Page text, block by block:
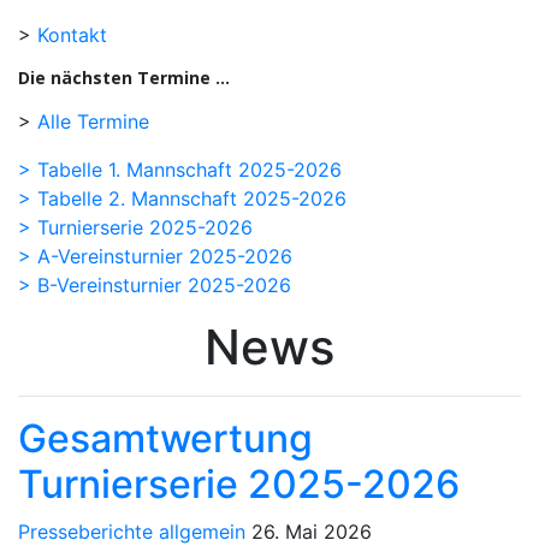
> Kontakt
Die nächsten Termine ...
> Alle Termine
> Tabelle 1. Mannschaft 2025-2026
> Tabelle 2. Mannschaft 2025-2026
> Turnierserie 2025-2026
> A-Vereinsturnier 2025-2026
> B-Vereinsturnier 2025-2026
News
Gesamtwertung
Turnierserie 2025-2026
Presseberichte allgemein 26. Mai 2026